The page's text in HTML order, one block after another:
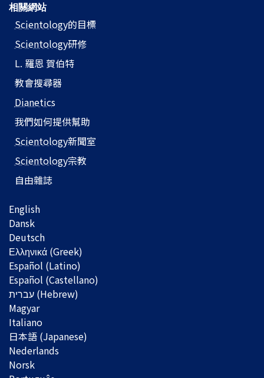
相關網站
Scientology的目標
Scientology研修
L. 羅恩 賀伯特
教會搜尋器
Dianetics
我們如何提供幫助
Scientology新聞室
Scientology宗教
自由雜誌
English
Dansk
Deutsch
Ελληνικά (Greek)
Español (Latino)
Español (Castellano)
Magyar
Italiano
日本語 (Japanese)
Nederlands
Norsk